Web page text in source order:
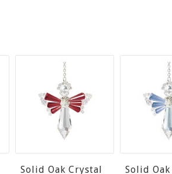
Solid Oak Crystal
Solid Oak